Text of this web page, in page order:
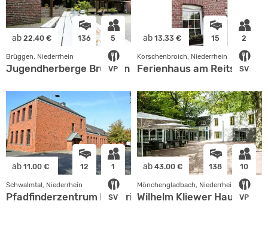
ab 22.40 € 136 5
VP
Brüggen, Niederrhein
Jugendherberge Brüggen
ab 13.33 € 15 2
SV
Korschenbroich, Niederrhein
Ferienhaus am Reitstall
ab 11.00 € 12 1
SV
Schwalmtal, Niederrhein
Pfadfinderzentrum Exploris
ab 43.00 € 138 10
VP
Mönchengladbach, Niederrhein
Wilhelm Kliewer Haus